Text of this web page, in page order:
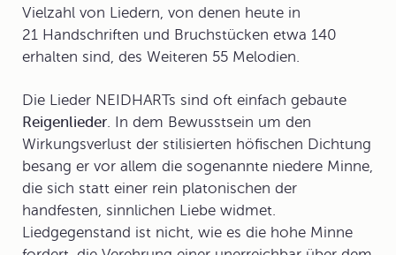
Vielzahl von Liedern, von denen heute in
21 Handschriften und Bruchstücken etwa 140
erhalten sind, des Weiteren 55 Melodien.
Die Lieder NEIDHARTs sind oft einfach gebaute
Reigenlieder. In dem Bewusstsein um den
Wirkungsverlust der stilisierten höfischen Dichtung
besang er vor allem die sogenannte niedere Minne,
die sich statt einer rein platonischen der
handfesten, sinnlichen Liebe widmet.
Liedgegenstand ist nicht, wie es die hohe Minne